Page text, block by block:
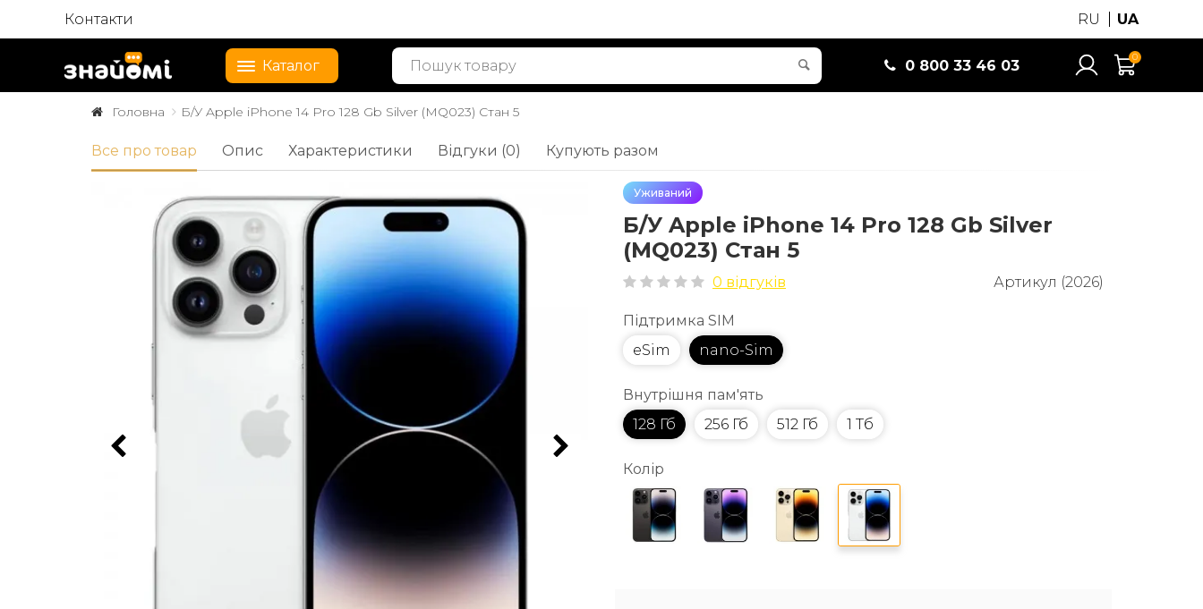
Контакти RU UA
Каталог 0 800 33 46 03
0
Головна Б/У Apple iPhone 14 Pro 128 Gb Silver (MQ023) Стан 5
Все про товар Опис Характеристики Відгуки (0) Купують разом
Уживаний
Б/У Apple iPhone 14 Pro 128 Gb Silver
(MQ023) Стан 5
0 відгуків Артикул (2026)
Підтримка SIM
eSim
nano-Sim
Внутрішня пам'ять
128 Гб
256 Гб 512 Гб 1 Тб
Колір